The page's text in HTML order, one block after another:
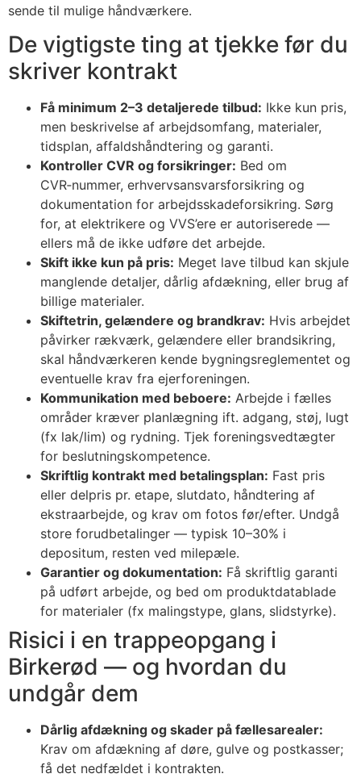
sende til mulige håndværkere.
De vigtigste ting at tjekke før du
skriver kontrakt
Få minimum 2–3 detaljerede tilbud: Ikke kun pris,
men beskrivelse af arbejdsomfang, materialer,
tidsplan, affaldshåndtering og garanti.
Kontroller CVR og forsikringer: Bed om
CVR‑nummer, erhvervsansvarsforsikring og
dokumentation for arbejdsskadeforsikring. Sørg
for, at elektrikere og VVS’ere er autoriserede —
ellers må de ikke udføre det arbejde.
Skift ikke kun på pris: Meget lave tilbud kan skjule
manglende detaljer, dårlig afdækning, eller brug af
billige materialer.
Skiftetrin, gelændere og brandkrav: Hvis arbejdet
påvirker rækværk, gelændere eller brandsikring,
skal håndværkeren kende bygningsreglementet og
eventuelle krav fra ejerforeningen.
Kommunikation med beboere: Arbejde i fælles
områder kræver planlægning ift. adgang, støj, lugt
(fx lak/lim) og rydning. Tjek foreningsvedtægter
for beslutningskompetence.
Skriftlig kontrakt med betalingsplan: Fast pris
eller delpris pr. etape, slutdato, håndtering af
ekstraarbejde, og krav om fotos før/efter. Undgå
store forudbetalinger — typisk 10–30% i
depositum, resten ved milepæle.
Garantier og dokumentation: Få skriftlig garanti
på udført arbejde, og bed om produktdatablade
for materialer (fx malingstype, glans, slidstyrke).
Risici i en trappeopgang i
Birkerød — og hvordan du
undgår dem
Dårlig afdækning og skader på fællesarealer:
Krav om afdækning af døre, gulve og postkasser;
få det nedfældet i kontrakten.